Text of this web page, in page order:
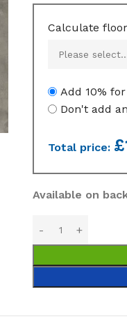
Calculate
Add 10%
Don't add
Total price: £
Available on